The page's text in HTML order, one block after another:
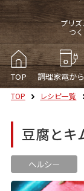
プリ
つ
TOP 調理家電か
TOP レシピ一覧
豆腐とキ
ヘルシー